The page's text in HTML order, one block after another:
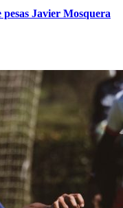
Javier Mosquera